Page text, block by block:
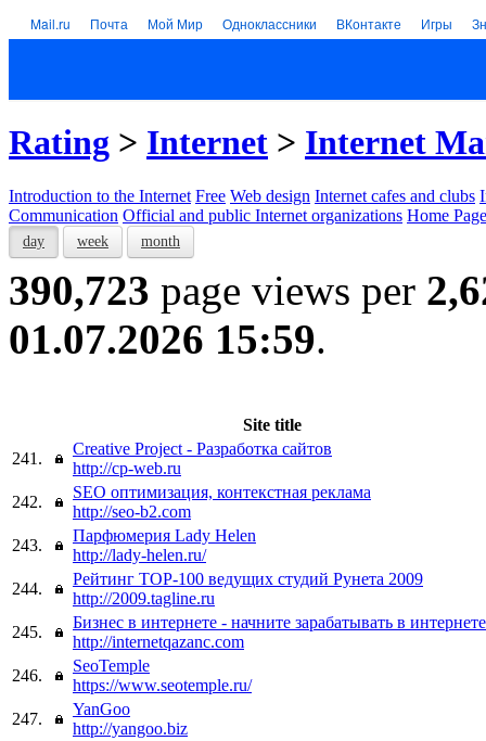
Mail.ru Почта Мой Мир Одноклассники ВКонтакте Игры
Rating > Internet > Internet
Introduction to the Internet Free Web design Internet cafes and clubs
Communication Official and public Internet organizations Home
day week month
390,723 page views per
01.07.2026 15:59.
Site title
241.
Creative Project - Разработка сайтов
http://cp-web.ru
242.
SEO оптимизация, контекстная реклама
http://seo-b2.com
243.
Парфюмерия Lady Helen
http://lady-helen.ru/
244.
Рейтинг TOP-100 ведущих студий Рунета 2009
http://2009.tagline.ru
245.
Бизнес в интернете - начните зарабатывать в
http://internetqazanc.com
246.
SeoTemple
https://www.seotemple.ru/
247.
YanGoo
http://yangoo.biz